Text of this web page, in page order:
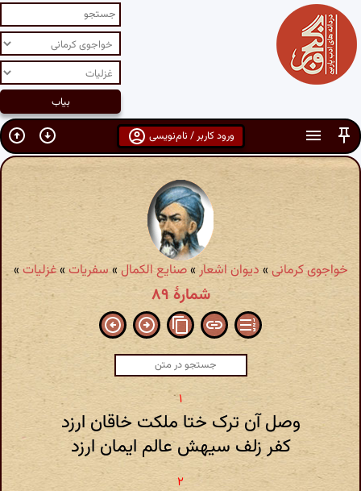
ورود کاربر / نام‌نویسی
خواجوی کرمانی» دیوان اشعار»صنایع الکمال » سفریات»غزلیات»
شمارهٔ ۸۹
وصل آن ترک ختا ملکت خاقان ارزد
کفر زلف سیهش عالم ایمان ارزد